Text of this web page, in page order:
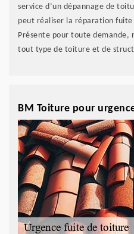
service d’un dépannage de
peut réaliser la réparation
Présente pour toute
tout type de toiture et de
BM Toiture pour